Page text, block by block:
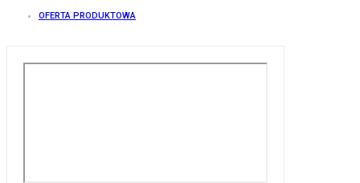
OFERTA PRODUKTOWA